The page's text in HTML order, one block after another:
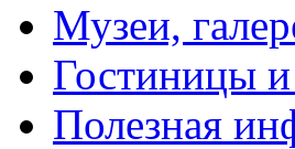
Музеи,
Гостиницы
Полезная